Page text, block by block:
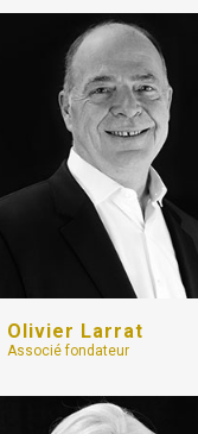
Olivier Larrat
Associé fondateur